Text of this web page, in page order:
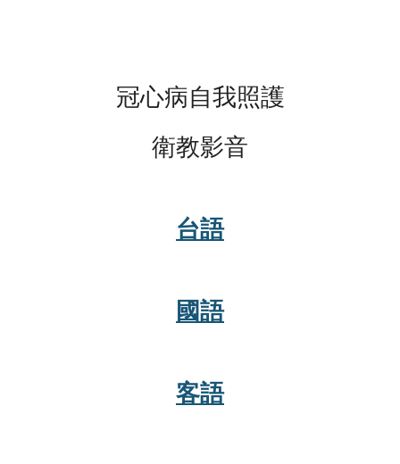
冠心病自我照護
衛教影音
台語
國語
客語